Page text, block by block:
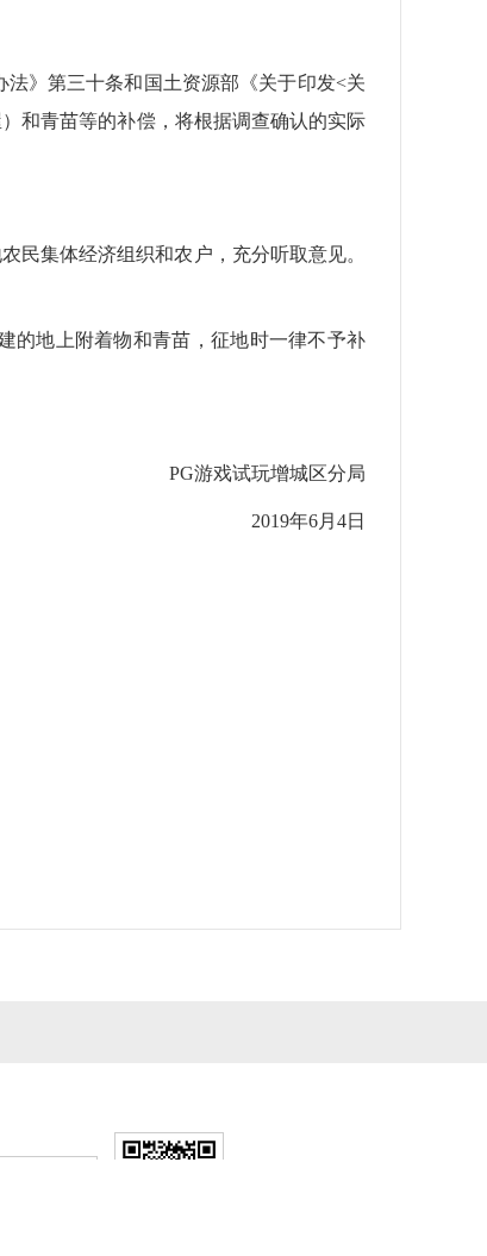
》第三十条和国土资源部《关于印发<关
和青苗等的补偿，将根据调查确认的实际
民集体经济组织和农户，充分听取意见。
的地上附着物和青苗，征地时一律不予补
PG游戏试玩增城区分局
2019年6月4日